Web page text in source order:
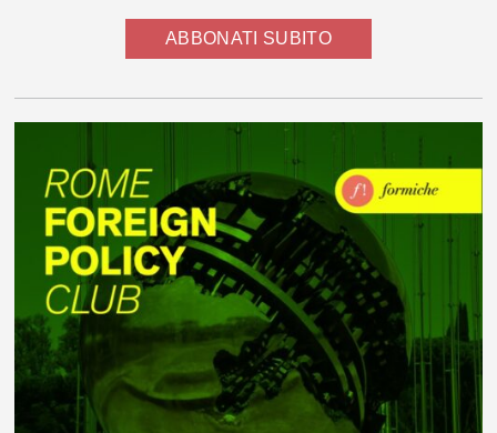
ABBONATI SUBITO